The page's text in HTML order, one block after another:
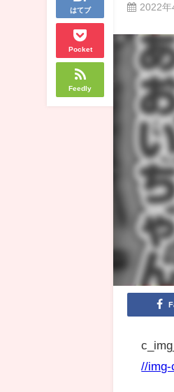
はてブ
Pocket
Feedly
2022年
//img-